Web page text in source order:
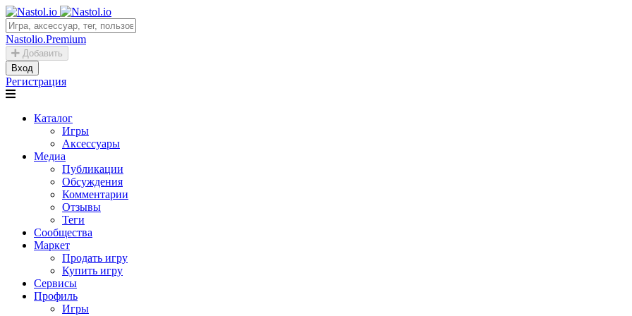
Nastolio.Premium
Добавить
Вход
Регистрация
Каталог
Игры
Аксессуары
Медиа
Публикации
Обсуждения
Комментарии
Отзывы
Теги
Сообщества
Маркет
Продать игру
Купить игру
Сервисы
Профиль
Игры